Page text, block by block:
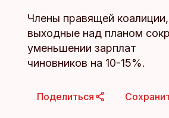
Члены правящей
выходные над планом
уменьшении зарплат
чиновников на 10-15%.
Поделиться